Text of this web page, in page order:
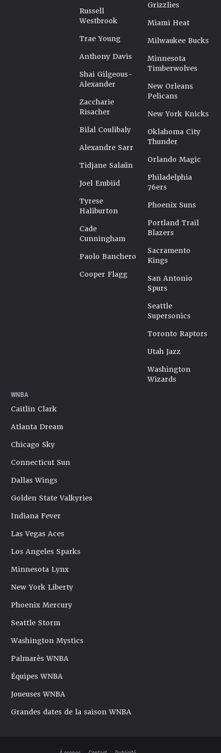
Russell
Westbrook
Trae Young
Anthony Davis
Shai Gilgeous-
Alexander
Zaccharie
Risacher
Bilal Coulibaly
Alexandre Sarr
Tidjane Salaün
Joel Embiid
Tyrese
Haliburton
Cade
Cunningham
Paolo Banchero
Cooper Flagg
Grizzlies
Miami Heat
Milwaukee Bucks
Minnesota
Timberwolves
New Orleans
Pelicans
New York Knicks
Oklahoma City
Thunder
Orlando Magic
Philadelphia
76ers
Phoenix Suns
Portland Trail
Blazers
Sacramento
Kings
San Antonio
Spurs
Seattle
Supersonics
Toronto Raptors
Utah Jazz
Washington
Wizards
WNBA
Caitlin Clark
Atlanta Dream
Chicago Sky
Connecticut Sun
Dallas Wings
Golden State Valkyries
Indiana Fever
Las Vegas Aces
Los Angeles Sparks
Minnesota Lynx
New York Liberty
Phoenix Mercury
Seattle Storm
Washington Mystics
Palmarès WNBA
Équipes WNBA
Joueuses WNBA
Grandes dates de la saison WNBA